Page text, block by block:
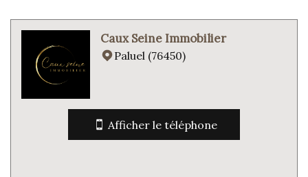
Leaflet|©JawgMaps|© OpenStreetMap
Mairie
statistiques
Nombre d'habitants
Propriétaires (vs. locataires)
Caux Seine Immobilier
Paluel (76450)
Afficher le téléphone